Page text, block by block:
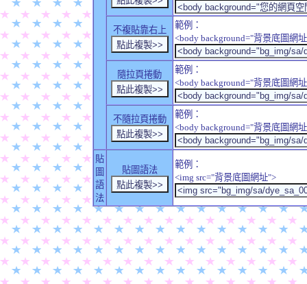
不複貼靠右上
範例：
<body background="背景底圖網
隨拉頁捲動
範例：
<body background="背景底圖網
不隨拉頁捲動
範例：
<body background="背景底圖網
貼
圖
語
法
貼圖語法
範例：
<img src="背景底圖網址">